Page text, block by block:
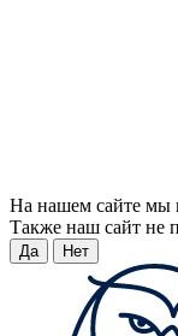
На нашем сайте мы
Также наш сайт не
Да Нет